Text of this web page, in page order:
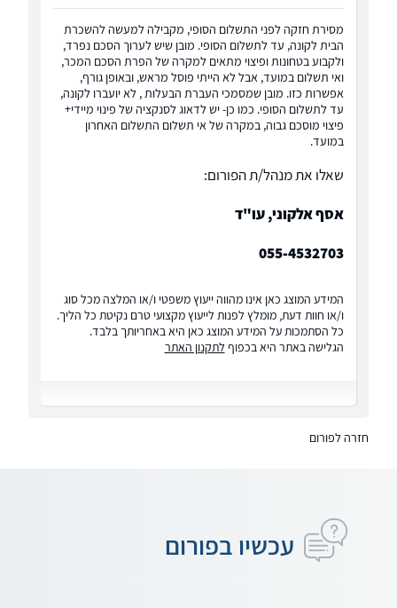
מסירת חזקה לפני התשלום הסופי, מקבילה למעשה להשכרת
הבית לקונה, עד לתשלום הסופי. מובן שיש לערוך הסכם נפרד,
ולקבוע בטחונות ופיצוי מתאים למקרה של הפרת הסכם המכר,
ואי תשלום במועד, אבל לא הייתי פוסל מראש, ובאופן גורף,
אפשרות כזו. מובן שמסמכי העברת הבעלות , לא יועברו לקונה,
עד לתשלום הסופי. כמו כן- יש לדאוג לסנקציה של פינוי מיידי+
פיצוי מוסכם גבוה, במקרה של אי תשלום התשלום האחרון
במועד.
שאלו את מנהל/ת הפורום:
אסף אלקוני, עו"ד
055-4532703
המידע המוצג כאן אינו מהווה ייעוץ משפטי ו/או המלצה מכל סוג
ו/או חוות דעת, מומלץ לפנות לייעוץ מקצועי טרם נקיטת כל הליך.
כל הסתמכות על המידע המוצג כאן היא באחריותך בלבד.
הגלישה באתר היא בכפוף לתקנון האתר
חזרה לפורום
עכשיו בפורום